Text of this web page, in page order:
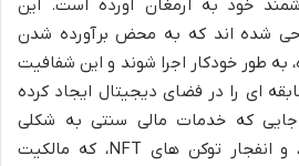
خود به ارمغان آورده است. این
شده اند که به محض برآورده شدن
طور خودکار اجرا شوند و این شفافیت
ای را در فضای دیجیتال ایجاد کرده
که خدمات مالی سنتی به شکلی
غیرمتمرکز ارائه می شوند، و انفجار توکن های NFT، که مالکیت